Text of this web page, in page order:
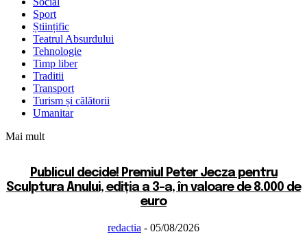
Sport
Științific
Teatrul Absurdului
Tehnologie
Timp liber
Traditii
Transport
Turism și călătorii
Umanitar
Mai mult
Publicul decide! Premiul Peter Jecza pentru
Sculptura Anului, ediția a 3-a, în valoare de 8.000 de
euro
redactia - 05/08/2026